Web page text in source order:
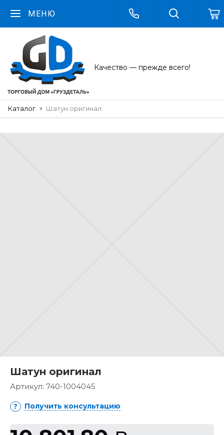
МЕНЮ
Качество — прежде всего!
Каталог Шатун оригинал
Шатун оригинал
Артикул: 740-1004045
Получить консультацию